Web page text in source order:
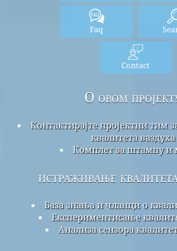
Faq
Contact
О овом
Контактирајте пројектни тим
квалитета ваздуха
Комплет за штампу и
истраживање
База знања и чланци о
Експериментисање
Анализа сензора